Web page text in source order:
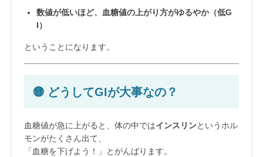
数値が低いほど、血糖値の上がり方がゆるやか（低G
I）
ということになります。
🟡 どうしてGIが大事なの？
血糖値が急に上がると、体の中ではインスリンというホル
モンがたくさん出て、
「血糖を下げよう！」とがんばります。